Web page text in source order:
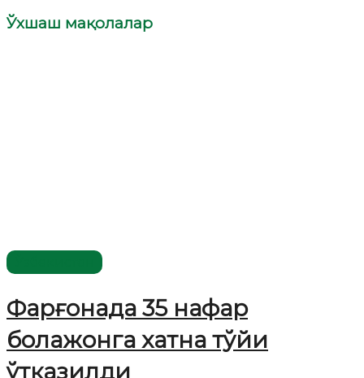
Ўхшаш мақолалар
Фарғонада 35 нафар
болажонга хатна тўйи
ўтказилди